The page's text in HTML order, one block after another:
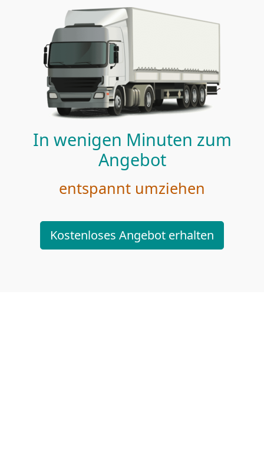
In wenigen Minuten zum
Angebot
entspannt umziehen
Kostenloses Angebot erhalten